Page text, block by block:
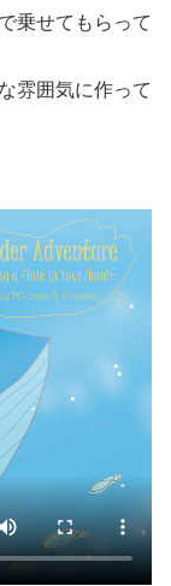
乗せてもらって
雰囲気に作って